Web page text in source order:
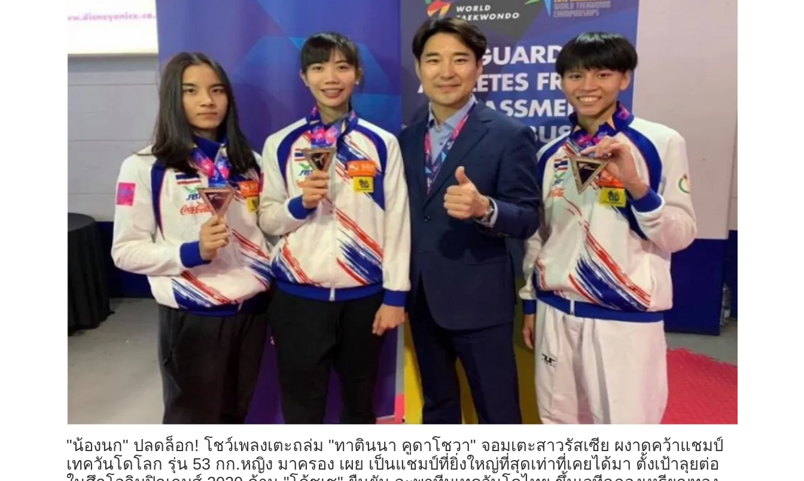
"น้องนก" ปลดล็อก! โชว์เพลงเตะถล่ม "ทาตินนา คูดาโชวา" จอมเตะสาวรัสเซีย ผงาดคว้าแชมป์
เทควันโดโลก รุ่น 53 กก.หญิง มาครอง เผย เป็นแชมป์ที่ยิ่งใหญ่ที่สุดเท่าที่เคยได้มา ตั้งเป้าลุยต่อ